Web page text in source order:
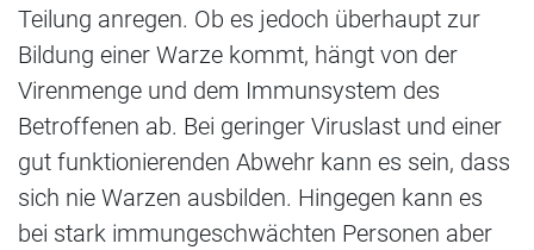
Teilung anregen. Ob es jedoch überhaupt zur
Bildung einer Warze kommt, hängt von der
Virenmenge und dem Immunsystem des
Betroffenen ab. Bei geringer Viruslast und einer
gut funktionierenden Abwehr kann es sein, dass
sich nie Warzen ausbilden. Hingegen kann es
bei stark immungeschwächten Personen aber